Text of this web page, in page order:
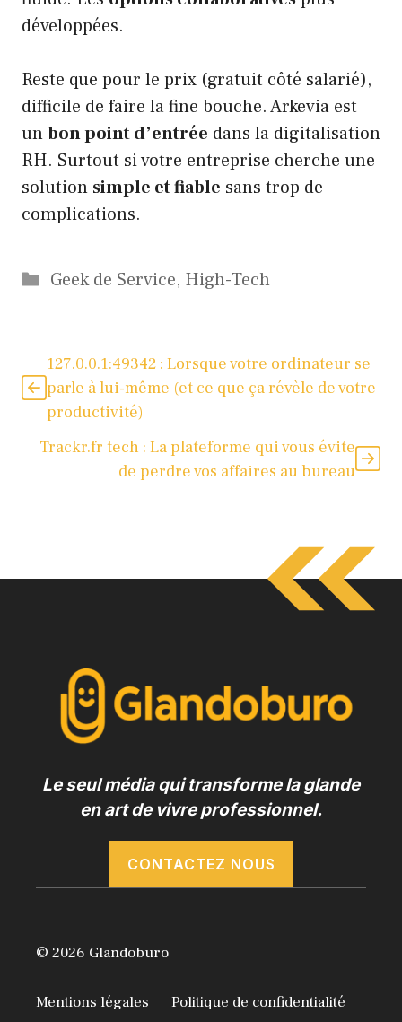
développées.
Reste que pour le prix (gratuit côté salarié),
difficile de faire la fine bouche. Arkevia est
unbon point d’entrée dans la digitalisation
RH. Surtout si votre entreprise cherche une
solution simple et fiable sans trop de
complications.
Catégories
Geek de Service, High-Tech
127.0.0.1:49342 : Lorsque votre ordinateur se
parle à lui-même (et ce que ça révèle de votre
productivité)
Trackr.fr tech : La plateforme qui vous évite
de perdre vos affaires au bureau
Le seul média qui transforme la glande
en art de vivre professionnel.
CONTACTEZ NOUS
© 2026 Glandoburo
Mentions légales Politique de confidentialité